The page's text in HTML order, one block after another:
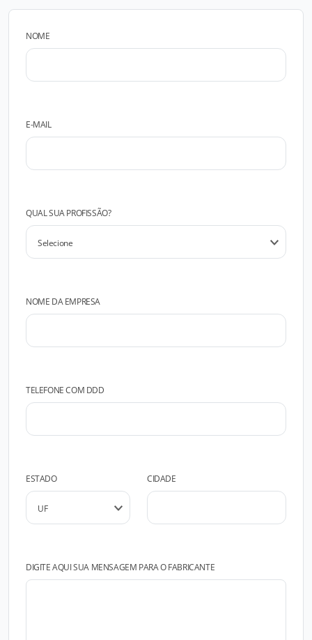
NOME
E-MAIL
QUAL SUA PROFISSÃO?
NOME DA EMPRESA
TELEFONE COM DDD
ESTADO CIDADE
DIGITE AQUI SUA MENSAGEM PARA O FABRICANTE